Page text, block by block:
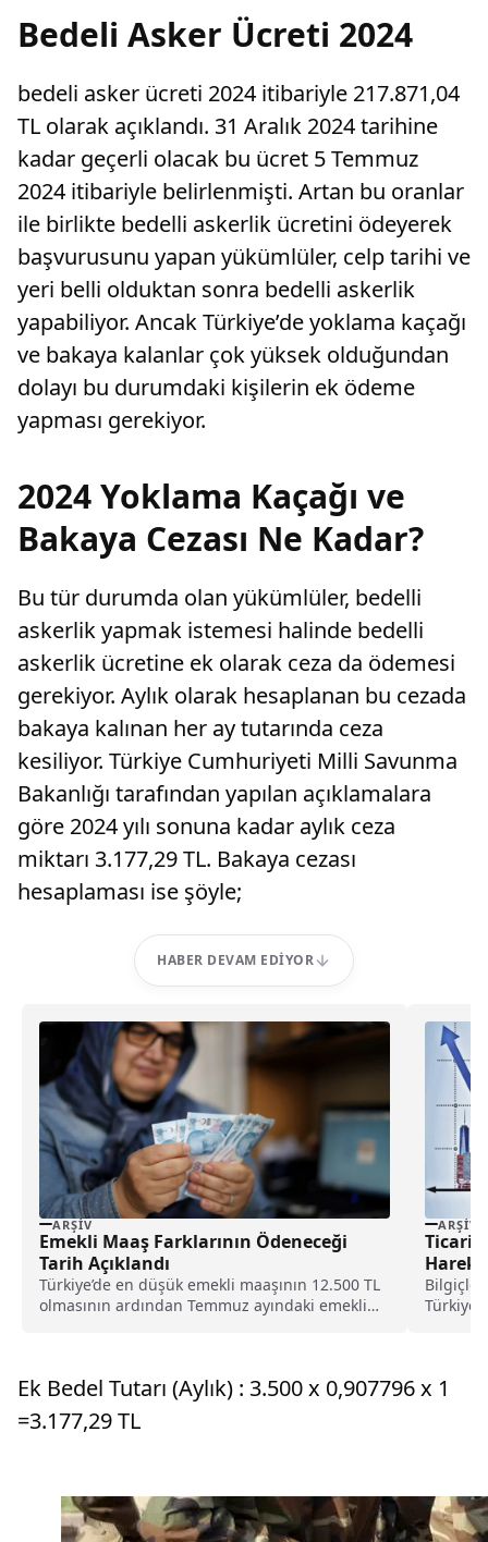
Bedeli Asker Ücreti 2024
bedeli asker ücreti 2024 itibariyle 217.871,04
TL olarak açıklandı. 31 Aralık 2024 tarihine
kadar geçerli olacak bu ücret 5 Temmuz
2024 itibariyle belirlenmişti. Artan bu oranlar
ile birlikte bedelli askerlik ücretini ödeyerek
başvurusunu yapan yükümlüler, celp tarihi ve
yeri belli olduktan sonra bedelli askerlik
yapabiliyor. Ancak Türkiye’de yoklama kaçağı
ve bakaya kalanlar çok yüksek olduğundan
dolayı bu durumdaki kişilerin ek ödeme
yapması gerekiyor.
2024 Yoklama Kaçağı ve
Bakaya Cezası Ne Kadar?
Bu tür durumda olan yükümlüler, bedelli
askerlik yapmak istemesi halinde bedelli
askerlik ücretine ek olarak ceza da ödemesi
gerekiyor. Aylık olarak hesaplanan bu cezada
bakaya kalınan her ay tutarında ceza
kesiliyor. Türkiye Cumhuriyeti Milli Savunma
Bakanlığı tarafından yapılan açıklamalara
göre 2024 yılı sonuna kadar aylık ceza
miktarı 3.177,29 TL. Bakaya cezası
hesaplaması ise şöyle;
HABER DEVAM EDIYOR
ARŞIV
Emekli Maaş Farklarının Ödeneceği
Tarih Açıklandı
Türkiye’de en düşük emekli maaşının 12.500 TL
olmasının ardından Temmuz ayındaki emekli
ARŞIV
Ticari
Bilgiçler
Ek Bedel Tutarı (Aylık) : 3.500 x 0,907796 x 1
=3.177,29 TL